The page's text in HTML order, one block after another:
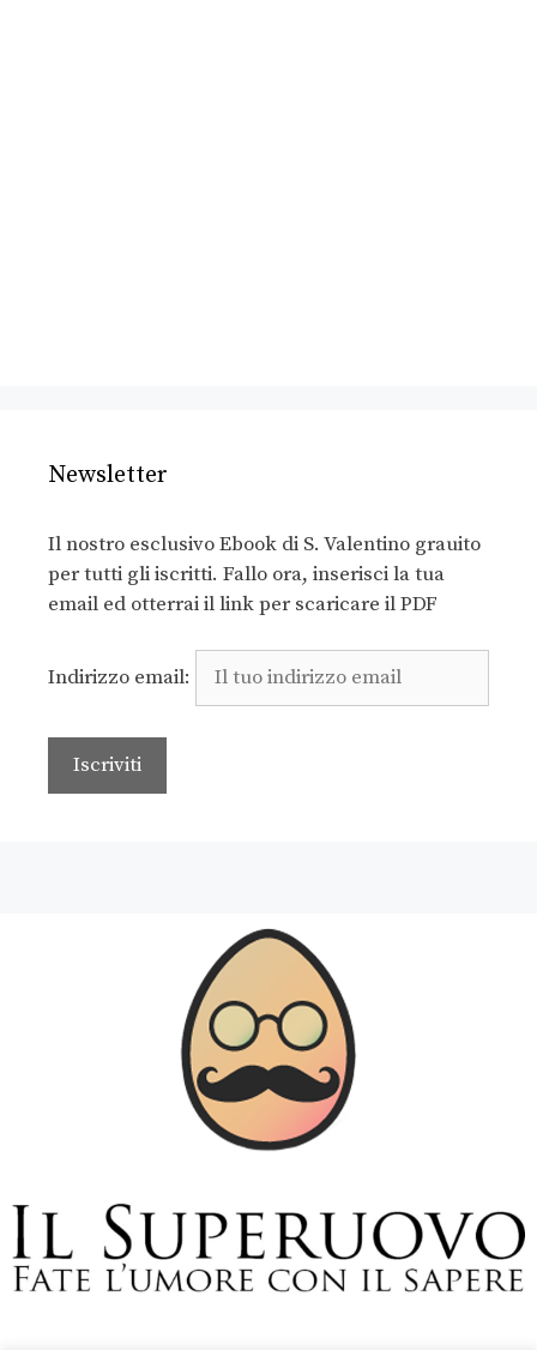
Newsletter
Il nostro esclusivo Ebook di S. Valentino grauito
per tutti gli iscritti. Fallo ora, inserisci la tua
email ed otterrai il link per scaricare il PDF
Indirizzo email: